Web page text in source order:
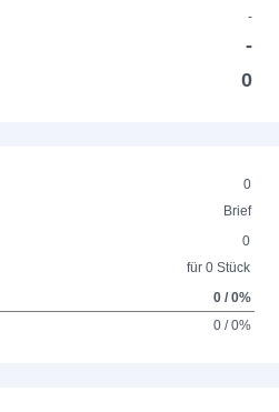
-
-
0
0
Brief
0
für 0 Stück
0 / 0%
0 / 0%